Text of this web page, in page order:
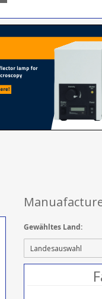
Gewähltes Land: